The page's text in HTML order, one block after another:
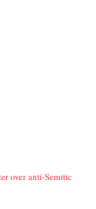
over anti-Semitic